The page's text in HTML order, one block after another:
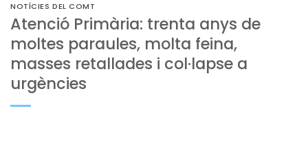
NOTÍCIES DEL COMT
Atenció Primària: trenta anys de
moltes paraules, molta feina,
masses retallades i col·lapse a
urgències